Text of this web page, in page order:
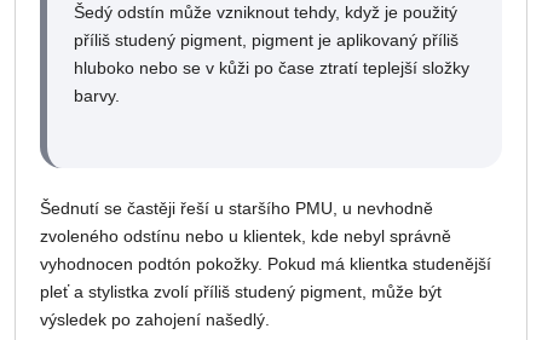
Šedý odstín může vzniknout tehdy, když je použitý
příliš studený pigment, pigment je aplikovaný příliš
hluboko nebo se v kůži po čase ztratí teplejší složky
barvy.
Šednutí se častěji řeší u staršího PMU, u nevhodně
zvoleného odstínu nebo u klientek, kde nebyl správně
vyhodnocen podtón pokožky. Pokud má klientka studenější
pleť a stylistka zvolí příliš studený pigment, může být
výsledek po zahojení našedlý.